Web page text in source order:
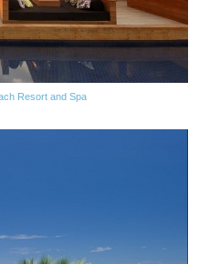
Resort and Spa